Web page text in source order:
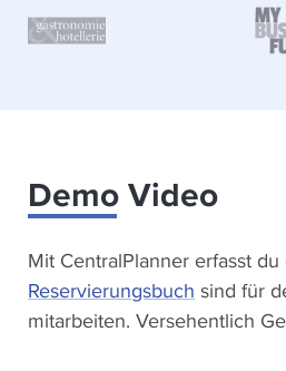
Demo Video
Mit CentralPlanner erfasst
Reservierungsbuch sind für
mitarbeiten. Versehentlich